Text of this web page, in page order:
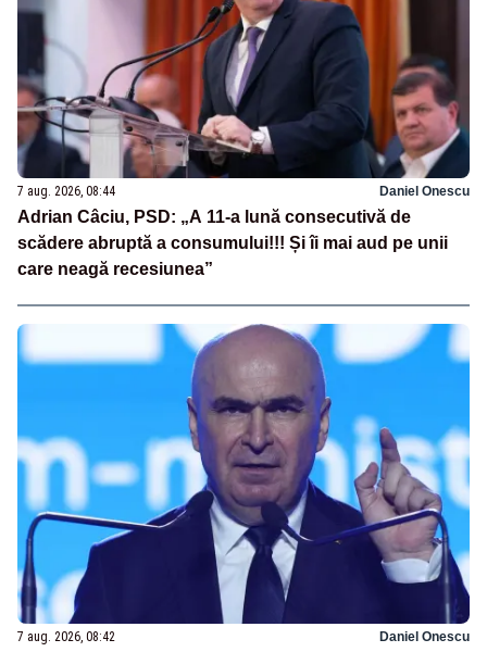
7 aug. 2026, 08:44 Daniel Onescu
Adrian Câciu, PSD: „A 11-a lună consecutivă de
scădere abruptă a consumului!!! Și îi mai aud pe unii
care neagă recesiunea”
7 aug. 2026, 08:42 Daniel Onescu